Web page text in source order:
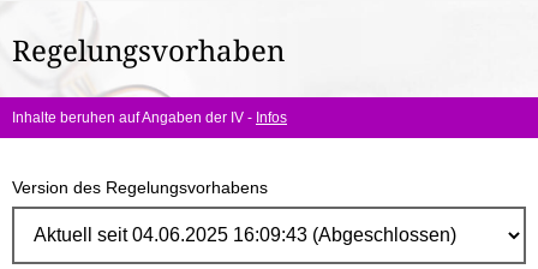
hier:
Regelungsvorhaben
Inhalte beruhen auf Angaben der IV - Infos
Version des Regelungsvorhabens